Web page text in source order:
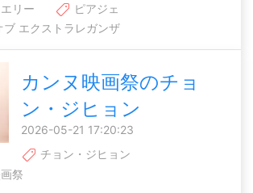
リー
ピアジェ
ブ エクストラレガンザ
カンヌ映画祭のチョ
ン・ジヒョン
2026-05-21 17:20:23
チョン・ジヒョン
祭